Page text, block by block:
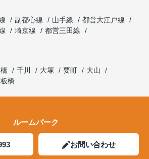
副都心線 山手線
都営大江戸線
埼京線
都営三田線
千川 大塚 要町
大山
橋
ルームパーク
お問い合わせ